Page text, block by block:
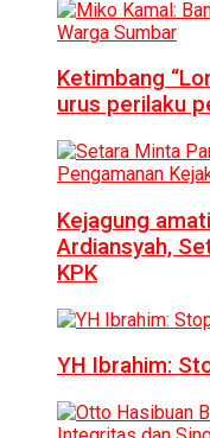
Ketimbang
urus perilaku
Kejagung
Ardiansyah,
KPK
YH Ibrahim: